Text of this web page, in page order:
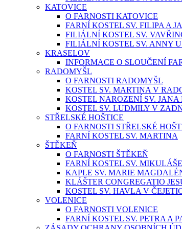
KATOVICE
O FARNOSTI KATOVICE
FARNÍ KOSTEL SV. FILIPA A
FILIÁLNÍ KOSTEL SV.
FILIÁLNÍ KOSTEL SV. ANNY
KRASELOV
INFORMACE O SLOUČENÍ
RADOMYŠL
O FARNOSTI RADOMYŠL
KOSTEL SV. MARTINA V
KOSTEL NAROZENÍ SV.
KOSTEL SV. LUDMILY V
STŘELSKÉ HOŠTICE
O FARNOSTI STŘELSKÉ
FARNÍ KOSTEL SV. MARTINA
ŠTĚKEŇ
O FARNOSTI ŠTĚKEŇ
FARNÍ KOSTEL SV. MIKULÁŠE
KAPLE SV. MARIE
KLÁŠTER CONGREGATIO
KOSTEL SV. HAVLA V
VOLENICE
O FARNOSTI VOLENICE
FARNÍ KOSTEL SV. PETRA A